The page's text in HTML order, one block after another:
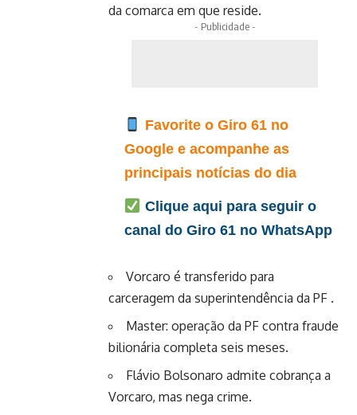
da comarca em que reside.
- Publicidade -
Favorite o Giro 61 no
Google e acompanhe as
principais notícias do dia
Clique aqui para seguir o
canal do Giro 61 no WhatsApp
Vorcaro é transferido para
carceragem da superintendência da PF .
Master: operação da PF contra fraude
bilionária completa seis meses.
Flávio Bolsonaro admite cobrança a
Vorcaro, mas nega crime.